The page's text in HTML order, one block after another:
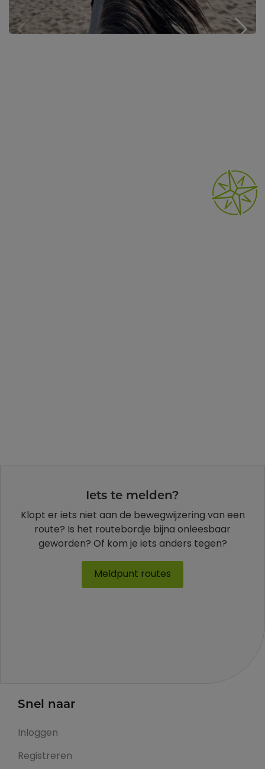
Iets te melden?
Klopt er iets niet aan de bewegwijzering van een
route? Is het routebordje bijna onleesbaar
geworden? Of kom je iets anders tegen?
Meldpunt routes
Snel naar
Inloggen
Registreren